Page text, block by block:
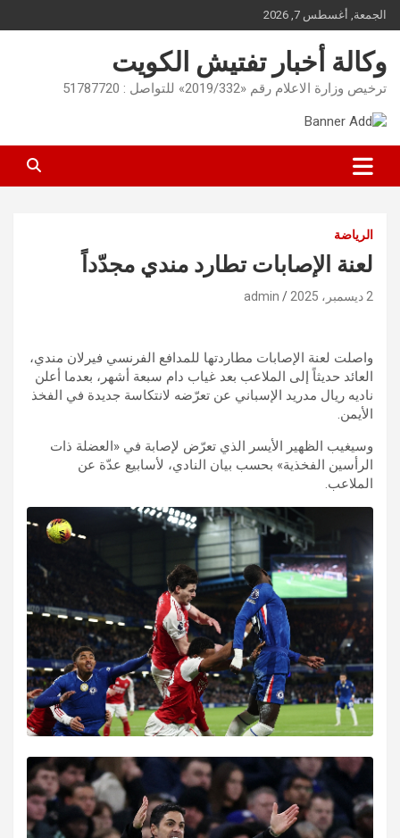
Skip
to
content
الجمعة, أغسطس 7, 2026
وكالة أخبار تفتيش الكويت
ترخيص وزارة الاعلام رقم «2019/332» للتواصل : 51787720
الرياضة
لعنة الإصابات تطارد مندي مجدّداً
2 ديسمبر، 2025 admin
واصلت لعنة الإصابات مطاردتها للمدافع الفرنسي فيرلان مندي،
العائد حديثاً إلى الملاعب بعد غياب دام سبعة أشهر، بعدما أعلن
ناديه ريال مدريد الإسباني عن تعرّضه لانتكاسة جديدة في الفخذ
الأيمن.
وسيغيب الظهير الأيسر الذي تعرّض لإصابة في «العضلة ذات
الرأسين الفخذية» بحسب بيان النادي، لأسابيع عدّة عن
الملاعب.